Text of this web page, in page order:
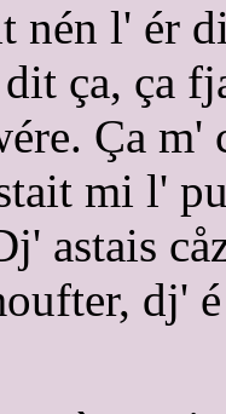
nén l' ér
ça, ça
Ça
mi l'
astais
dj'